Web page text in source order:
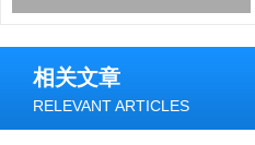
相关文章
RELEVANT ARTICLES